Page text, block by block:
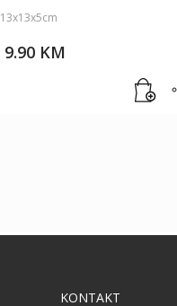
13x13x5cm
9.90 KM
KONTAKT